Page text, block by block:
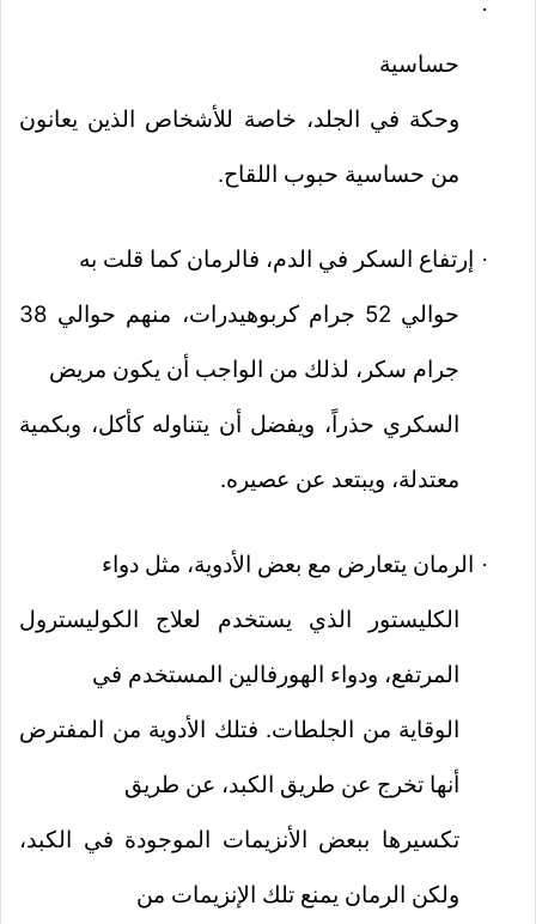
·
حساسية
وحكة في الجلد، خاصة للأشخاص الذين يعانون
من حساسية حبوب اللقاح.
· إرتفاع السكر في الدم، فالرمان كما قلت به
حوالي 52 جرام كربوهيدرات، منهم حوالي 38
جرام سكر، لذلك من الواجب أن يكون مريض
السكري حذراً، ويفضل أن يتناوله كأكل، وبكمية
معتدلة، ويبتعد عن عصيره.
· الرمان يتعارض مع بعض الأدوية، مثل دواء
الكليستور الذي يستخدم لعلاج الكوليسترول
المرتفع، ودواء الهورفالين المستخدم في
الوقاية من الجلطات. فتلك الأدوية من المفترض
أنها تخرج عن طريق الكبد، عن طريق
تكسيرها ببعض الأنزيمات الموجودة في الكبد،
ولكن الرمان يمنع تلك الإنزيمات من